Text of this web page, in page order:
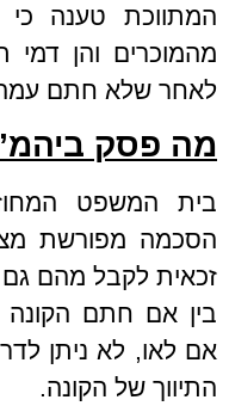
המתווכת טענה כי
מהמוכרים והן דמי
לאחר שלא חתם עמה
מה פסק
בית המשפט
הסכמה מפורשת
זכאית לקבל מהם
בין אם חתם הקונה
אם לאו, לא ניתן
התיווך של הקונה.